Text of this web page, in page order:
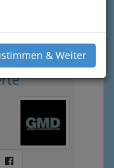
& Weiter